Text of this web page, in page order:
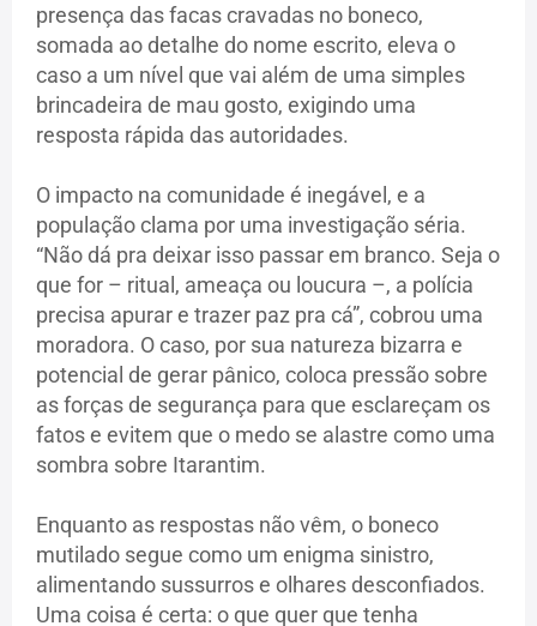
presença das facas cravadas no boneco,
somada ao detalhe do nome escrito, eleva o
caso a um nível que vai além de uma simples
brincadeira de mau gosto, exigindo uma
resposta rápida das autoridades.
O impacto na comunidade é inegável, e a
população clama por uma investigação séria.
“Não dá pra deixar isso passar em branco. Seja o
que for – ritual, ameaça ou loucura –, a polícia
precisa apurar e trazer paz pra cá”, cobrou uma
moradora. O caso, por sua natureza bizarra e
potencial de gerar pânico, coloca pressão sobre
as forças de segurança para que esclareçam os
fatos e evitem que o medo se alastre como uma
sombra sobre Itarantim.
Enquanto as respostas não vêm, o boneco
mutilado segue como um enigma sinistro,
alimentando sussurros e olhares desconfiados.
Uma coisa é certa: o que quer que tenha